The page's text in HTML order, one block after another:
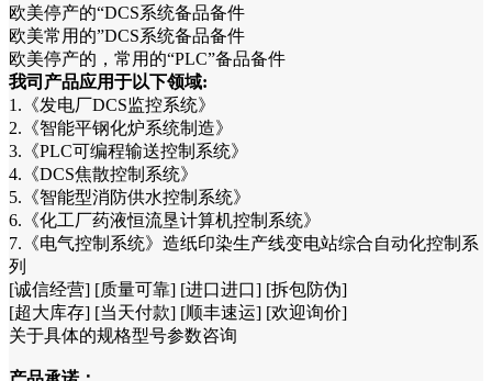
欧美停产的“DCS系统备品备件
欧美常用的”DCS系统备品备件
欧美停产的，常用的“PLC”备品备件
我司产品应用于以下领域:
1.《发电厂DCS监控系统》
2.《智能平钢化炉系统制造》
3.《PLC可编程输送控制系统》
4.《DCS焦散控制系统》
5.《智能型消防供水控制系统》
6.《化工厂药液恒流垦计算机控制系统》
7.《电气控制系统》造纸印染生产线变电站综合自动化控制系
列
[诚信经营] [质量可靠] [进口进口] [拆包防伪]
[超大库存] [当天付款] [顺丰速运] [欢迎询价]
关于具体的规格型号参数咨询